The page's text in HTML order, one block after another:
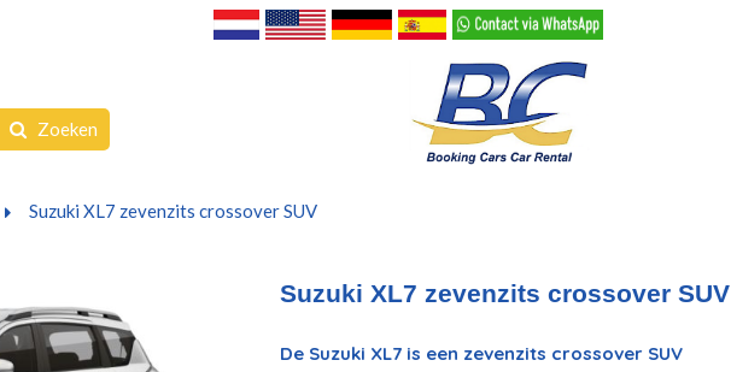
Zoeken
Suzuki XL7 zevenzits crossover SUV
Suzuki XL7 zevenzits crossover SUV
De Suzuki XL7 is een zevenzits crossover SUV